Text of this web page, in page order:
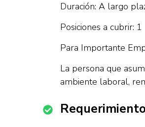
Duración: A largo
Posiciones a cubrir: 1
Para Importante
La persona que
ambiente laboral,